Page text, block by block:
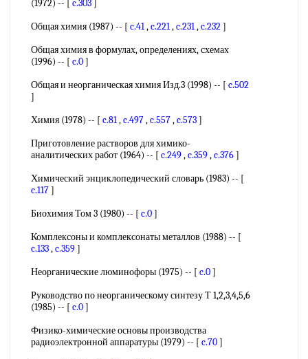
(1972) -- [ c.303
Общая химия (1987) -- [ c.41,c.221,c.231,c.232]
Общая химия в формулах, определениях, схемах
(1996) -- [ c.0]
Общая и неорганическая химия Изд.3 (1998) -- [ c.502
]
Химия (1978) -- [ c.81,c.497,c.557,c.573]
Приготовление растворов для химико-
аналитических работ (1964) -- [ c.249,c.359,c.376]
Химический энциклопедический словарь (1983) -- [
c.117]
Биохимия Том 3 (1980) -- [ c.0]
Комплексоны и комплексонаты металлов (1988) -- [
c.133,c.359]
Неорганические люминофоры (1975) -- [ c.0]
Руководство по неорганическому синтезу Т 1,2,3,4,5,6
(1985) -- [ c.0]
Физико-химические основы производства
радиоэлектронной аппаратуры (1979) -- [ c.70]